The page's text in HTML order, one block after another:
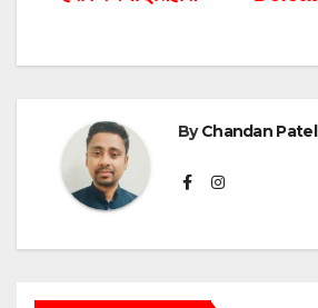
ByChandan Patel